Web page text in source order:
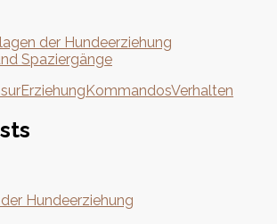
der Hundeerziehung
Spaziergänge
ErziehungKommandosVerhalten
Hundeerziehung